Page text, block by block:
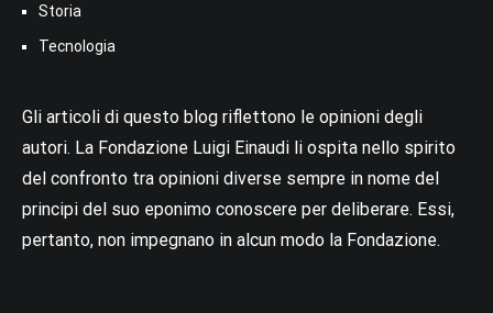
Storia
Tecnologia
Gli articoli di questo blog riflettono le opinioni degli
autori. La Fondazione Luigi Einaudi li ospita nello spirito
del confronto tra opinioni diverse sempre in nome del
principi del suo eponimo conoscere per deliberare. Essi,
pertanto, non impegnano in alcun modo la Fondazione.